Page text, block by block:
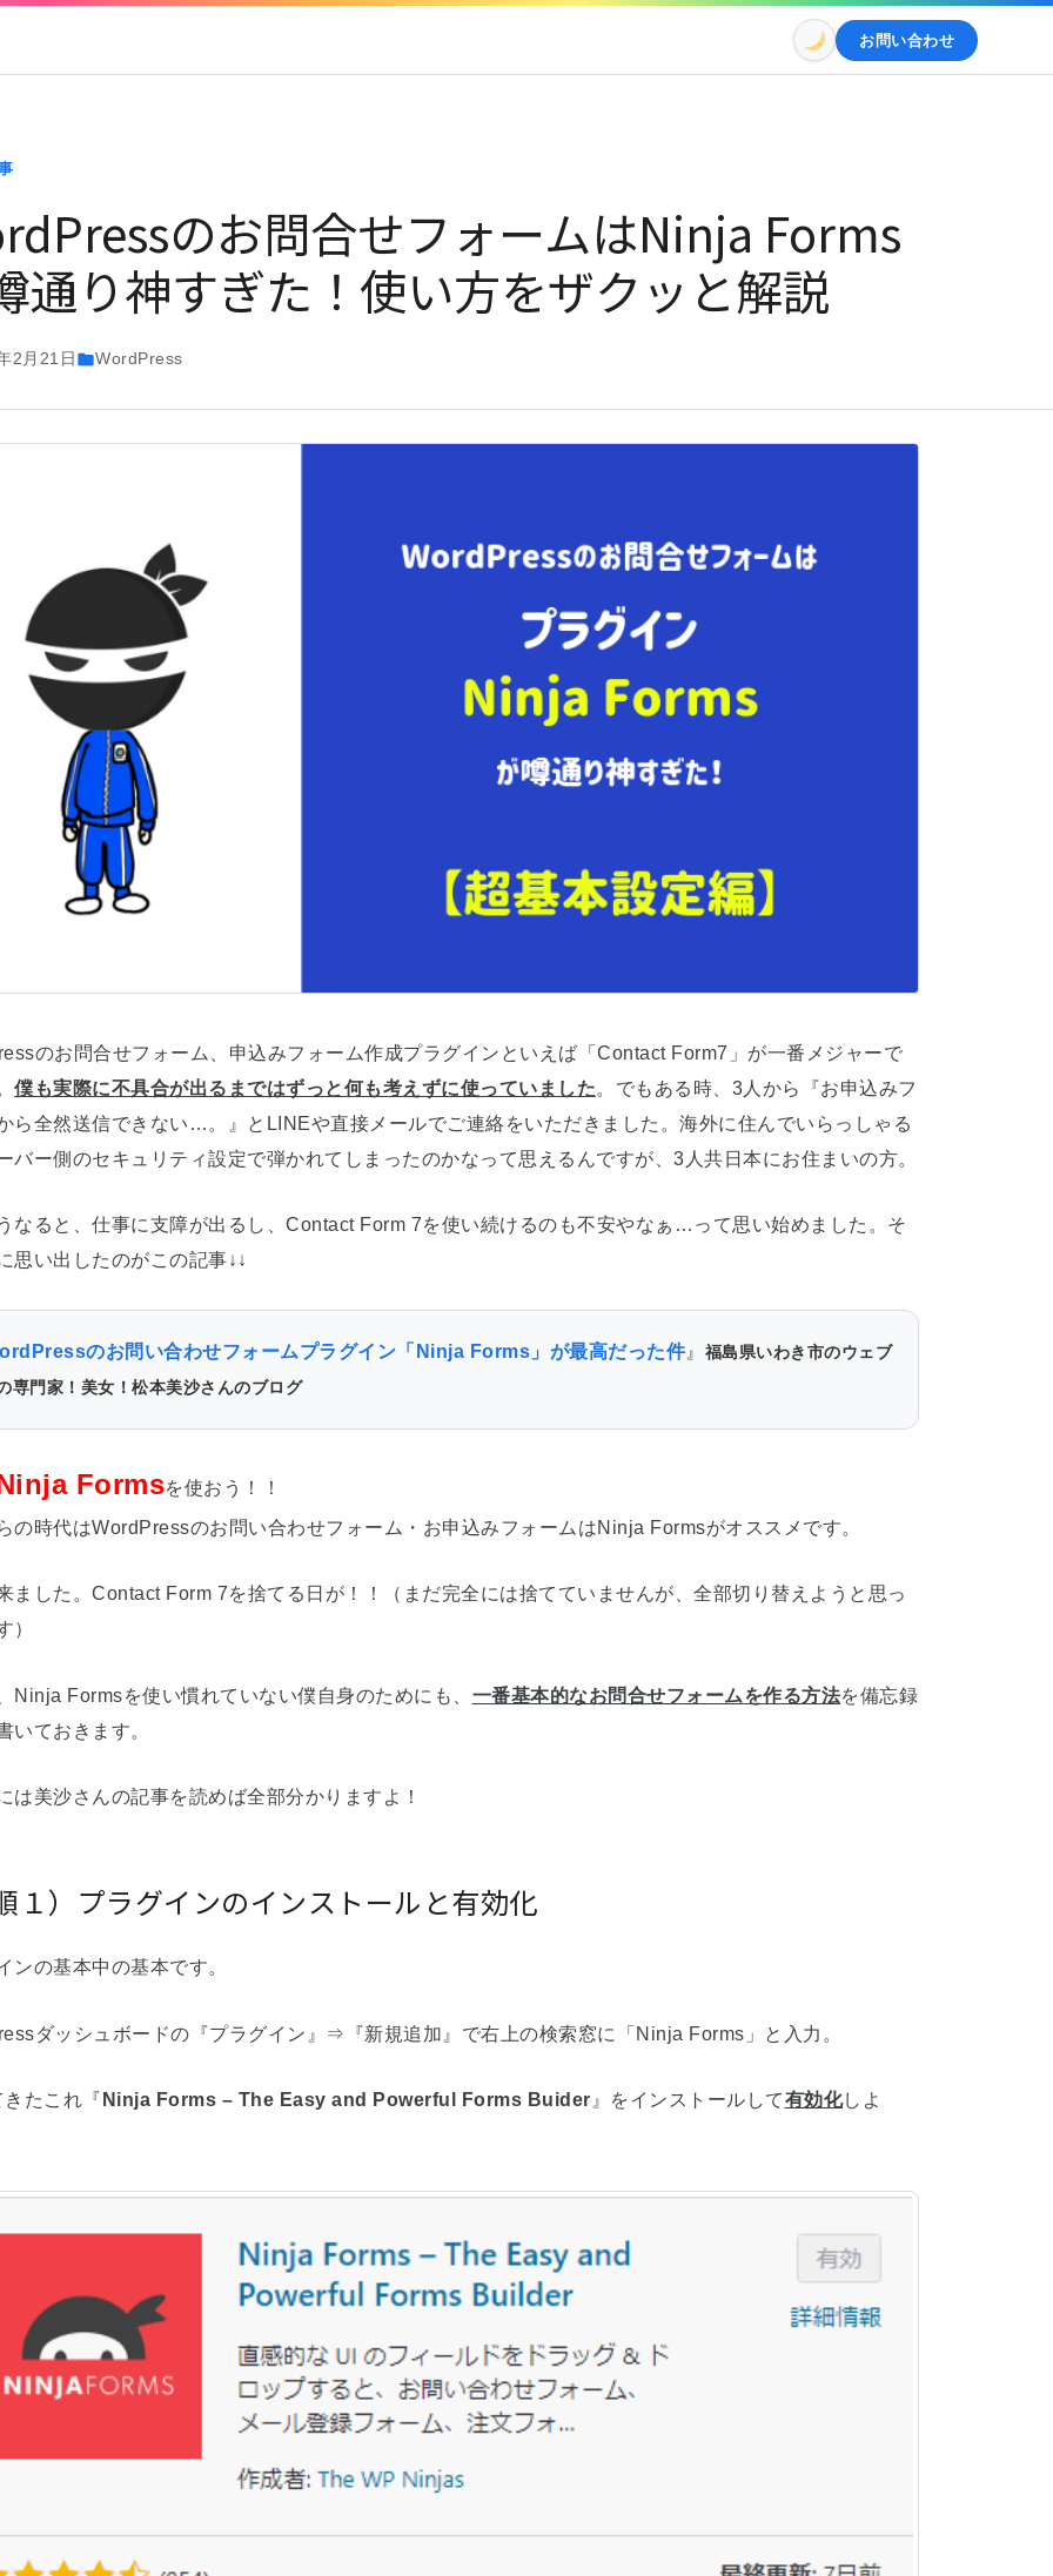
お問い合わせ
のお問合せフォームはNinja Forms
通り神すぎた！使い方をザクッと解説
2月21日folderWordPress
のお問合せフォーム、申込みフォーム作成プラグインといえば「Contact Form7」が一番メジャーで
僕も実際に不具合が出るまではずっと何も考えずに使っていました。でもある時、3人から『お申込みフ
ら全然送信できない…。』とLINEや直接メールでご連絡をいただきました。海外に住んでいらっしゃる
バー側のセキュリティ設定で弾かれてしまったのかなって思えるんですが、3人共日本にお住まいの方。
なると、仕事に支障が出るし、Contact Form 7を使い続けるのも不安やなぁ…って思い始めました。そ
思い出したのがこの記事↓↓
のお問い合わせフォームプラグイン「Ninja Forms」が最高だった件』 福島県いわき市のウェブ
専門家！美女！松本美沙さんのブログ
Formsを使おう！！
の時代はWordPressのお問い合わせフォーム・お申込みフォームはNinja Formsがオススメです。
ました。Contact Form 7を捨てる日が！！（まだ完全には捨てていませんが、全部切り替えようと思っ
）
Ninja Formsを使い慣れていない僕自身のためにも、 一番基本的なお問合せフォームを作る方法を備忘録
いておきます。
は美沙さんの記事を読めば全部分かりますよ！
１）プラグインのインストールと有効化
ンの基本中の基本です。
ダッシュボードの『プラグイン』⇒『新規追加』で右上の検索窓に「Ninja Forms」と入力。
たこれ『 Ninja Forms – The Easy and Powerful Forms Buider 』をインストールして有効化しよ